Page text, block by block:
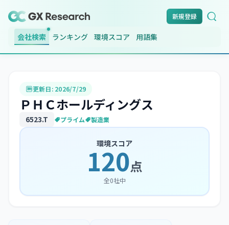
新規登録
会社検索 ランキング 環境スコア 用語集
更新日: 2026/7/29
ＰＨＣホールディングス
6523.T プライム 製造業
環境スコア
120点
全0社中